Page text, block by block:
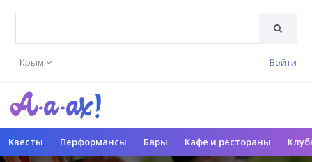
Крым Войти
Квесты Перформансы Бары Кафе и рестораны